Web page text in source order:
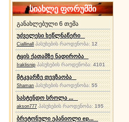
სიახლე ფორუმში
განახლებული 6 თემა
უძველესი ხეწლნაწერი
Ciallinall პასუხების რაოდენობა:12
ტყის ქათამზე ნადირობა
Iraklisnip პასუხების რაოდენობა: 4101
მტკვარზე თევზაობა
Shaman პასუხების რაოდენობა:55
სასტენდო სროლა ...
akson777 პასუხების რაოდენობა:195
ბრეტონული ეპანიოლი ep...